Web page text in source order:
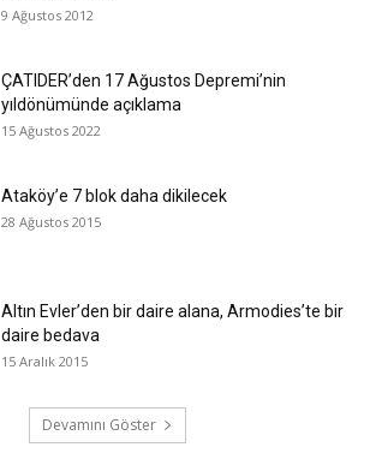
9 Ağustos 2012
ÇATIDER’den 17 Ağustos Depremi’nin
yıldönümünde açıklama
15 Ağustos 2022
Ataköy’e 7 blok daha dikilecek
28 Ağustos 2015
​Altın Evler’den bir daire alana, Armodies’te bir
daire bedava
15 Aralık 2015
Devamını Göster